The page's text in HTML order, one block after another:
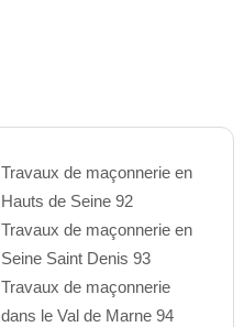
Travaux de maçonnerie en
Hauts de Seine 92
Travaux de maçonnerie en
Seine Saint Denis 93
Travaux de maçonnerie
dans le Val de Marne 94